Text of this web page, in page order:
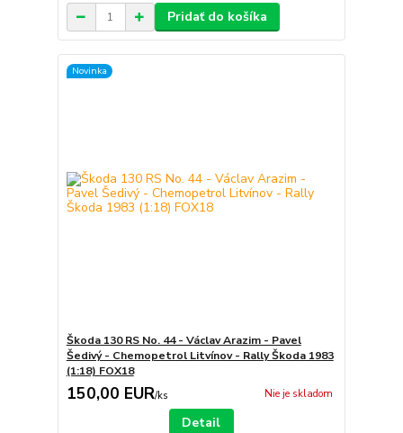
Pridať do košíka
Novinka
Škoda 130 RS No. 44 - Václav Arazim - Pavel
Šedivý - Chemopetrol Litvínov - Rally Škoda 1983
(1:18) FOX18
150,00 EUR/ks Nie je skladom
Detail